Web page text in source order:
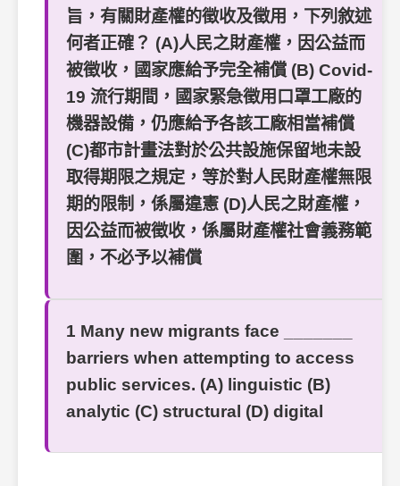
旨，有關財產權的徵收及徵用，下列敘述
何者正確？ (A)人民之財產權，因公益而
被徵收，國家應給予完全補償 (B) Covid-
19 流行期間，國家緊急徵用口罩工廠的
機器設備，仍應給予各該工廠相當補償
(C)都市計畫法對於公共設施保留地未設
取得期限之規定，等於對人民財產權無限
期的限制，係屬違憲 (D)人民之財產權，
因公益而被徵收，係屬財產權社會義務範
圍，不必予以補償
1 Many new migrants face _______
barriers when attempting to access
public services. (A) linguistic (B)
analytic (C) structural (D) digital